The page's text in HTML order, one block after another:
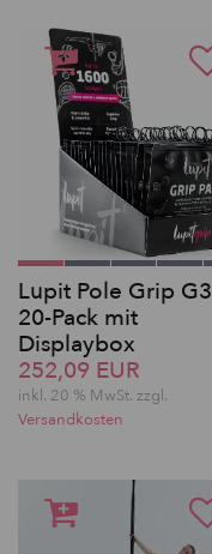
Lupit Pole Grip G3
20-Pack mit
Displaybox
252,09 EUR
inkl. 20 % MwSt. zzgl.
Versandkosten